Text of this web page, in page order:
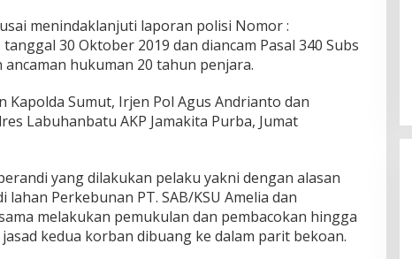
menindaklanjuti laporan polisi Nomor :
tanggal 30 Oktober 2019 dan diancam Pasal 340 Subs
ancaman hukuman 20 tahun penjara.
Kapolda Sumut, Irjen Pol Agus Andrianto dan
Labuhanbatu AKP Jamakita Purba, Jumat
yang dilakukan pelaku yakni dengan alasan
Perkebunan PT. SAB/KSU Amelia dan
melakukan pemukulan dan pembacokan hingga
kedua korban dibuang ke dalam parit bekoan.
Wakil Panglima TNI dan Sejumlah
Pejabat Negara Terima Warga
Kehormatan dan Brevet Korps
In Nasional